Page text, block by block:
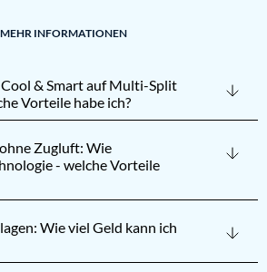
MEHR INFORMATIONEN
& Smart auf Multi-Split
Vorteile habe ich?
Zugluft: Wie
- welche Vorteile
Wie viel Geld kann ich